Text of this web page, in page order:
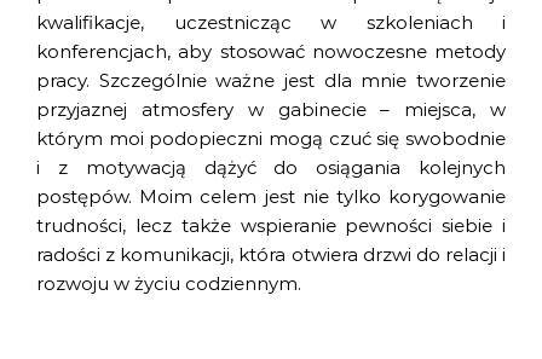
kwalifikacje, uczestnicząc w szkoleniach i
konferencjach, aby stosować nowoczesne metody
pracy. Szczególnie ważne jest dla mnie tworzenie
przyjaznej atmosfery w gabinecie – miejsca, w
którym moi podopieczni mogą czuć się swobodnie
i z motywacją dążyć do osiągania kolejnych
postępów. Moim celem jest nie tylko korygowanie
trudności, lecz także wspieranie pewności siebie i
radości z komunikacji, która otwiera drzwi do relacji i
rozwoju w życiu codziennym.